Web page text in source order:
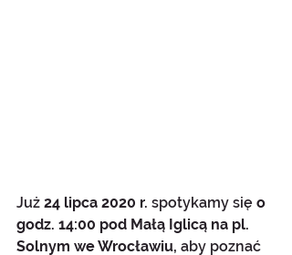
Już 24 lipca 2020 r. spotykamy się o
godz. 14:00 pod Małą Iglicą na pl.
Solnym we Wrocławiu, aby poznać